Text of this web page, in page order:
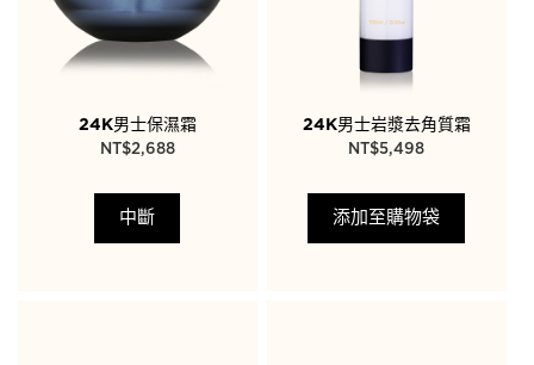
24K男士保濕霜
NT$2,688
中斷
24K男士岩漿去角質霜
NT$5,498
添加至購物袋